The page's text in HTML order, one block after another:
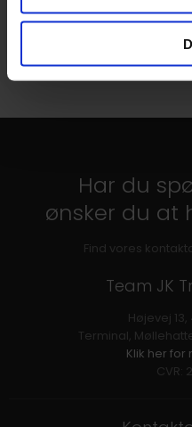
Har du
​ønsker du at
Find vores
Team JK
Højevej
Terminal,
Klik her
CVR: